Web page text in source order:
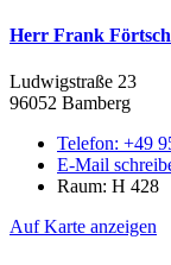
Herr Frank Förtsch
Ludwigstraße 23
96052 Bamberg
Telefon: +49
E-Mail
Raum: H 428
Auf Karte anzeigen